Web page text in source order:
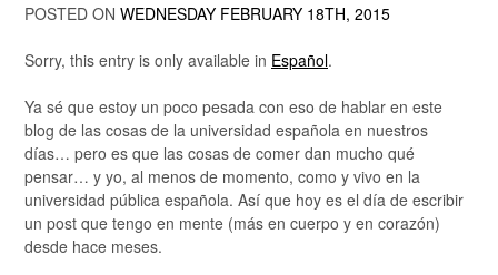
POSTED ON WEDNESDAY FEBRUARY 18TH, 2015
Sorry, this entry is only available in Español.
Ya sé que estoy un poco pesada con eso de hablar en este
blog de las cosas de la universidad española en nuestros
días… pero es que las cosas de comer dan mucho qué
pensar… y yo, al menos de momento, como y vivo en la
universidad pública española. Así que hoy es el día de escribir
un post que tengo en mente (más en cuerpo y en corazón)
desde hace meses.